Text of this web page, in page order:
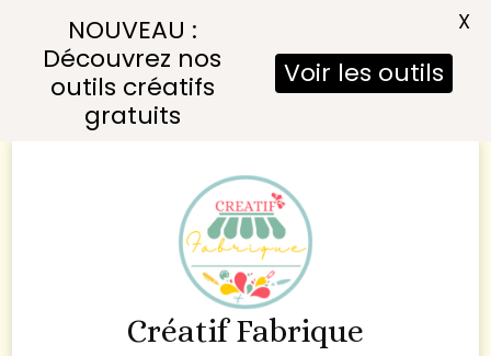
Créatif Fabrique
NOUVEAU :
Découvrez nos
outils créatifs
gratuits
Voir les outils
X